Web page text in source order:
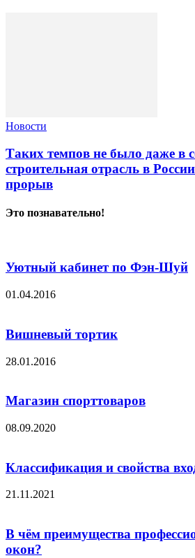
Новости
Таких темпов не было даже в
строительная отрасль в
прорыв
Это познавательно!
Уютный кабинет по Фэн-Шуй
01.04.2016
Вишневый тортик
28.01.2016
Магазин спорттоваров
08.09.2020
Классификация и свойства
21.11.2021
В чём преимущества
окон?